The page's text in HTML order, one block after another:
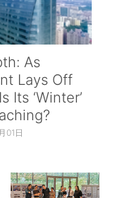
As
Lays Off
Its ‘Winter’
01日